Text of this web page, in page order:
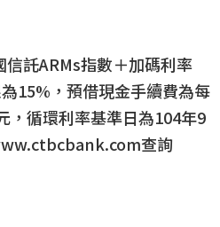
託ARMs指數＋加碼利率
15%，預借現金手續費為每
，循環利率基準日為104年9
查詢